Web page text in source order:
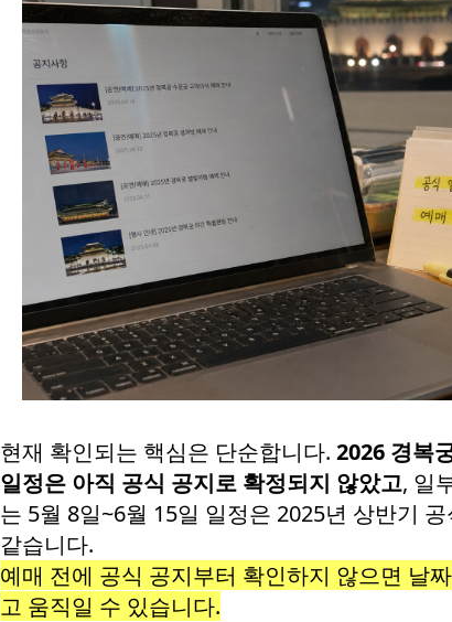
현재 확인되는 핵심은 단순합니다. 2026 경복
일정은 아직 공식 공지로 확정되지 않았고, 일
는 5월 8일~6월 15일 일정은 2025년 상반기
같습니다.
예매 전에 공식 공지부터 확인하지 않으면 날
고 움직일 수 있습니다.